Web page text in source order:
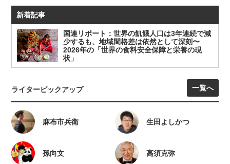
新着記事
国連リポート：世界の飢餓人口は3年連続で減
少するも、地域間格差は依然として深刻〜
2026年の「世界の食料安全保障と栄養の現
状」
ライターピックアップ 一覧へ
麻布市兵衛 生田よしかつ
孫向文 高須克弥